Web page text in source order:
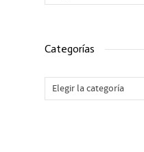
Categorías
Categorías